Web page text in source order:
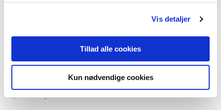
Vis detaljer
Tillad alle cookies
Kun nødvendige cookies
2 formater
Voksnes læreprocesser
Bjarne Wahlgren